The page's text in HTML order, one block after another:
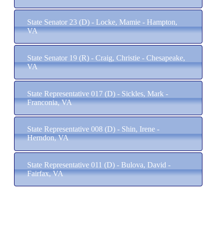
State Senator 23 (D) - Locke, Mamie - Hampton,
VA
State Senator 19 (R) - Craig, Christie - Chesapeake,
VA
State Representative 017 (D) - Sickles, Mark -
Franconia, VA
State Representative 008 (D) - Shin, Irene -
Herndon, VA
State Representative 011 (D) - Bulova, David -
Fairfax, VA